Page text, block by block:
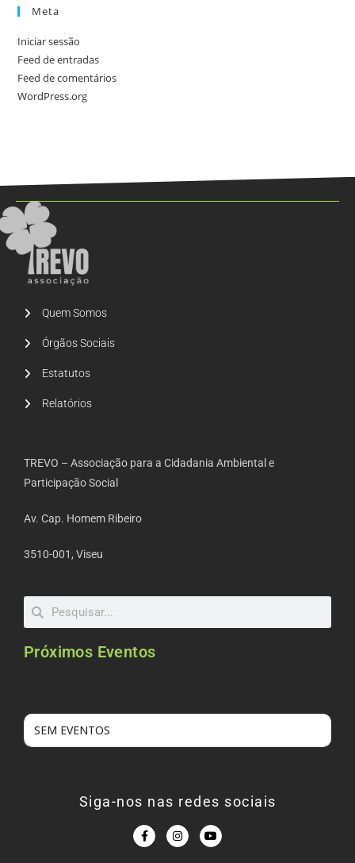
Meta
Iniciar sessão
Feed de entradas
Feed de comentários
WordPress.org
Quem Somos
Órgãos Sociais
Estatutos
Relatórios
TREVO – Associação para a Cidadania Ambiental e
Participação Social
Av. Cap. Homem Ribeiro
3510-001, Viseu
Próximos Eventos
SEM EVENTOS
Siga-nos nas redes sociais